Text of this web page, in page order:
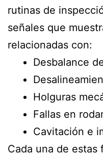
rutinas de
señales que
relacionadas con:
Desbalance
Holguras
Fallas en
Cavitación e
Cada una de estas